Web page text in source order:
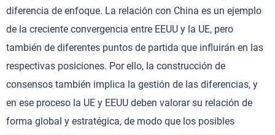
diferencia de enfoque. La relación con China es un ejemplo
de la creciente convergencia entre EEUU y la UE, pero
también de diferentes puntos de partida que influirán en las
respectivas posiciones. Por ello, la construcción de
consensos también implica la gestión de las diferencias, y
en ese proceso la UE y EEUU deben valorar su relación de
forma global y estratégica, de modo que los posibles